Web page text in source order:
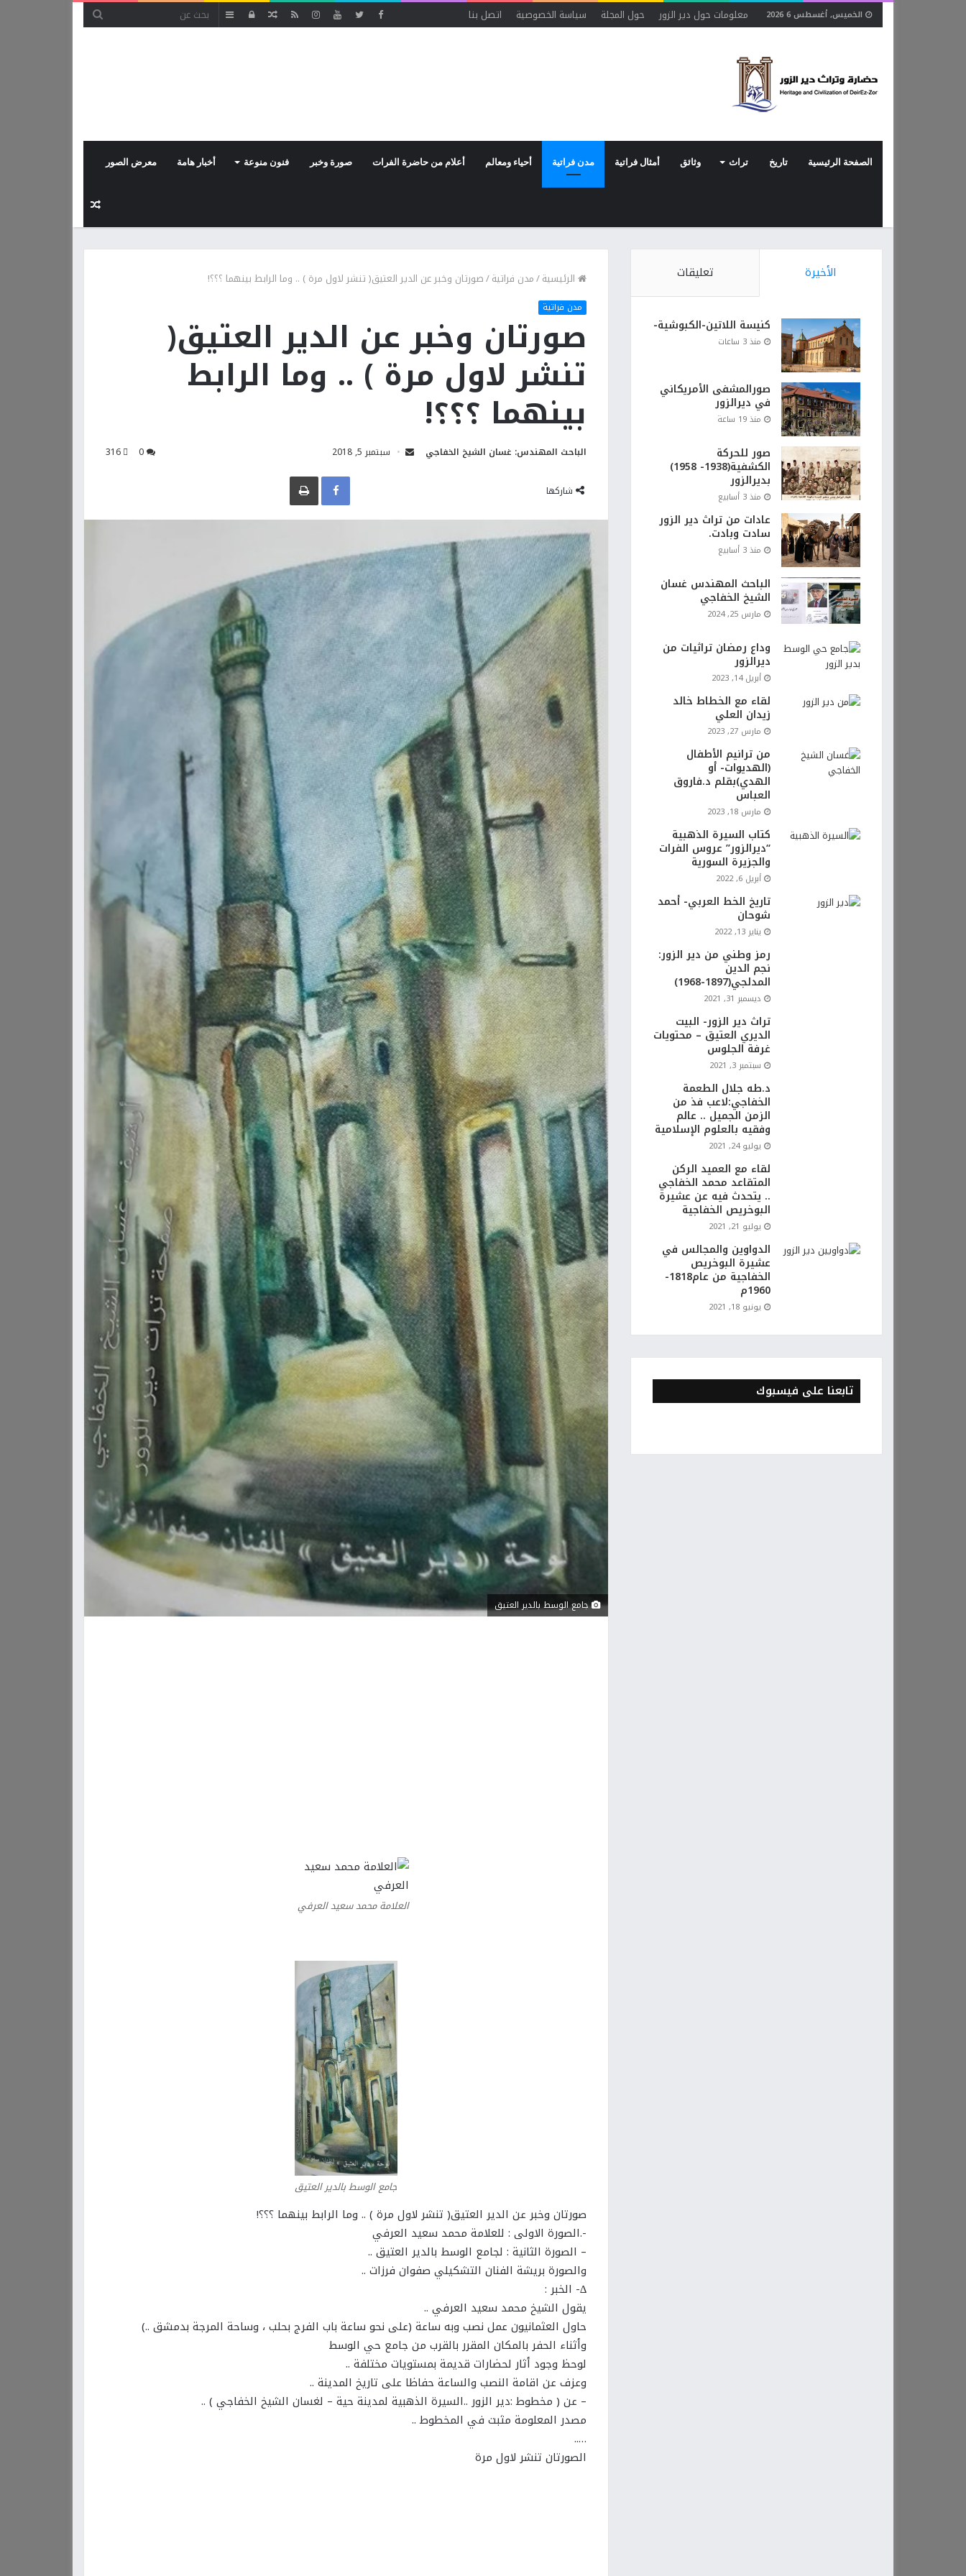
الخميس, أغسطس 6 2026 معلومات حول دير الزور حول المجلة سياسة الخصوصية اتصل بنا
إضافةتسجيل مقال
الصفحة الرئيسية تاريخ تراث وثائق أمثال فراتية مدن فراتية أحياء ومعالم أعلام من حاضرة الفرات صورة وخبر فنون منوعة أخبار هامة معرض الصور
مقال
عشوائي
الرئيسية/مدن فراتية/صورتان وخبر عن الدير العتيق( تنشر لاول مرة ) .. وما الرابط بينهما ؟؟؟!
مدن فراتية
صورتان وخبر عن الدير العتيق(
تنشر لاول مرة ) .. وما الرابط
بينهما ؟؟؟!
الباحث المهندس: غسان الشيخ الخفاجي سبتمبر 5, 2018 0
316
شاركها
Facebook طباعة
جامع الوسط بالدير العتيق
العلامة محمد سعيد العرفي
جامع الوسط بالدير العتيق
صورتان وخبر عن الدير العتيق( تنشر لاول مرة ) .. وما الرابط بينهما ؟؟؟!
-.الصورة الاولى : للعلامة محمد سعيد العرفي
– الصورة الثانية : لجامع الوسط بالدير العتيق ..
والصورة بريشة الفنان التشكيلي صفوان فرزات ..
∆- الخبر :
يقول الشيخ محمد سعيد العرفي ..
حاول العثمانيون عمل نصب وبه ساعة (على نحو ساعة باب الفرج بحلب ، وساحة المرجة بدمشق ..)
وأثناء الحفر بالمكان المقرر بالقرب من جامع حيالوسط
لوحظ وجود أثار لحضارات قديمةبمستويات مختلفة ..
وعزف عن اقامة النصب والساعة حفاظا على تاريخ المدينة ..
– عن ( مخطوط :دير الزور ..السيرة الذهبية لمدينة حية – لغسان الشيخ الخفاجي ) ..
مصدر المعلومة مثبت في المخطوط ..
…..
الصورتان تنشر لاول مرة
الأخيرة تعليقات
كنيسة اللاتين-الكبوشية-
منذ 3 ساعات
صورالمشفى الأمريكاني
في ديرالزور
منذ 19 ساعة
صور للحركة
الكشفية(1938- 1958)
بديرالزور
منذ 3 أسابيع
عادات من تراث دير الزور
سادت وبادت.
منذ 3 أسابيع
الباحث المهندس غسان
الشيخ الخفاجي
مارس 25, 2024
وداع رمضان تراثيات من
ديرالزور
أبريل 14, 2023
لقاء مع الخطاط خالد
زيدان العلي
مارس 27, 2023
من ترانيم الأطفال
(الهديوات- أو
الهدي)بقلم د.فاروق
العباس
مارس 18, 2023
كتاب السيرة الذهبية
“ديرالزور” عروس الفرات
والجزيرة السورية
أبريل 6, 2022
تاريخ الخط العربي- أحمد
شوحان
يناير 13, 2022
رمز وطني من دير الزور:
نجم الدين
المدلجي(1897-1968)
ديسمبر 31, 2021
تراث دير الزور- البيت
الديري العتيق – محتويات
غرفة الجلوس
سبتمبر 3, 2021
د.طه جلال الطعمة
الخفاجي:لاعب فذ من
الزمن الجميل .. عالم
وفقيه بالعلوم الإسلامية
يوليو 24, 2021
لقاء مع العميد الركن
المتقاعد محمد الخفاجي
.. يتحدث فيه عن عشيرة
البوخريص الخفاجية
يوليو 21, 2021
الدواوين والمجالس في
عشيرة البوخريص
الخفاجية من عام1818-
1960م
يونيو 18, 2021
تابعنا على فيسبوك